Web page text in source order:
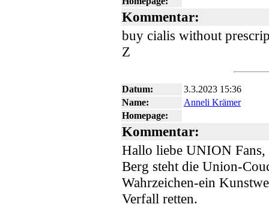
Kommentar:
buy cialis without
Z
Datum:
3.3.2023 15:36
Name:
Anneli Krämer
Homepage:
Kommentar:
Hallo liebe UNION Fans,
Berg steht die Union-
Wahrzeichen-ein
Verfall retten.